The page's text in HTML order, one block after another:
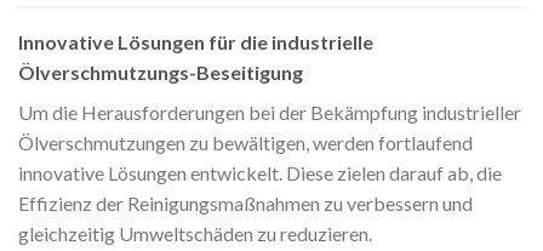
Innovative Lösungen für die industrielle
Ölverschmutzungs-Beseitigung
Um die Herausforderungen bei der Bekämpfung industrieller
Ölverschmutzungen zu bewältigen, werden fortlaufend
innovative Lösungen entwickelt. Diese zielen darauf ab, die
Effizienz der Reinigungsmaßnahmen zu verbessern und
gleichzeitig Umweltschäden zu reduzieren.